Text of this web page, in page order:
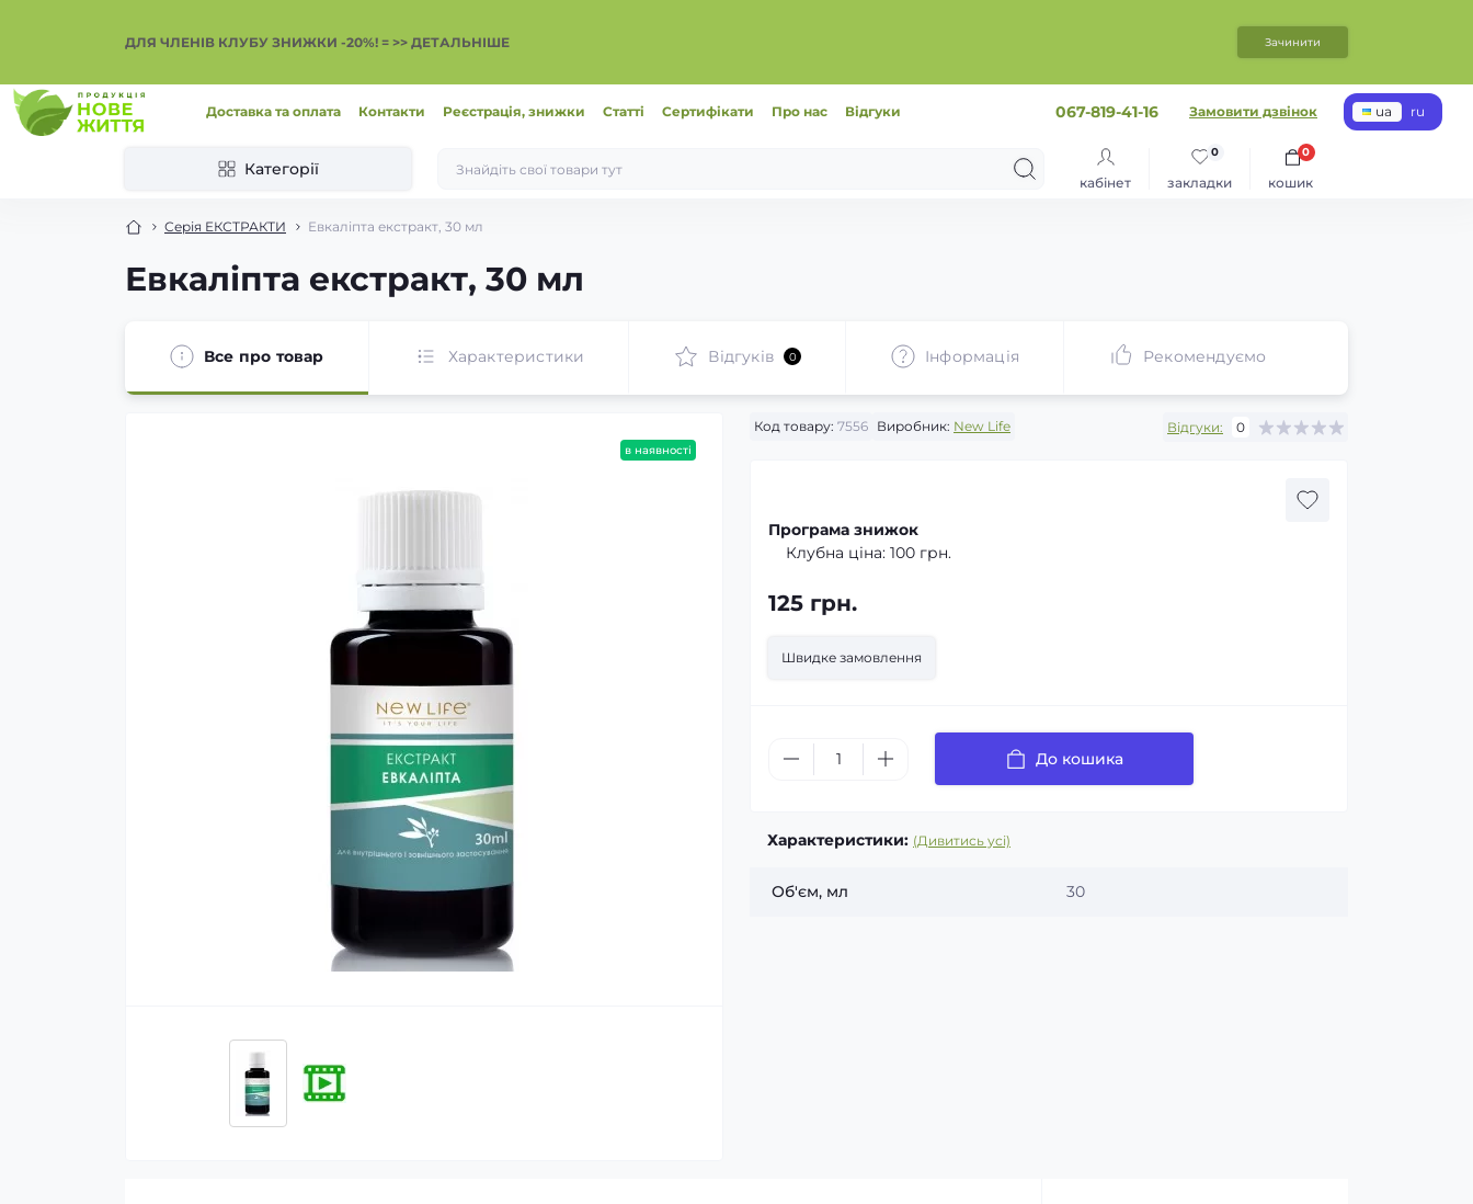
ДЛЯ ЧЛЕНІВ КЛУБУ ЗНИЖКИ -20%! = >> ДЕТАЛЬНІШЕ Зачинити
Доставка та оплата Контакти Реєстрація, знижки Статті Сертифікати Про нас Відгуки 067-819-41-16 Замовити дзвінок ua ru
Категорії
кабінет закладки
0
кошик
0
Серія ЕКСТРАКТИ Евкаліпта екстракт, 30 мл
Евкаліпта екстракт, 30 мл
Все про товар Характеристики Відгуків 0 Інформація Рекомендуємо
в наявності
Код товару: 7556 Виробник: New Life Відгуки: 0
Програма знижок
Клубна ціна: 100 грн.
125 грн.
Швидке замовлення
До кошика
Характеристики: (Дивитись усі)
Об'єм, мл 30